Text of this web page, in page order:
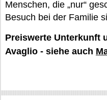
Menschen, die „nur“
Besuch bei der Familie
Preiswerte Unterkunft
Avaglio - siehe auch